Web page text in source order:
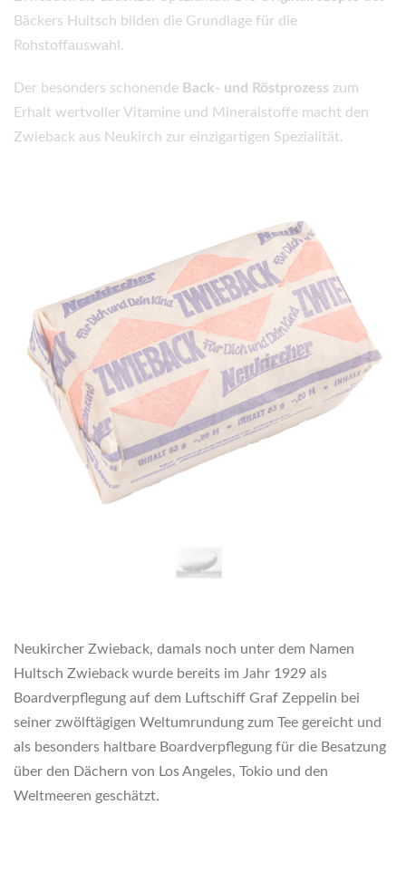
Bäckers Hultsch bilden die Grundlage für die
Rohstoffauswahl.
Der besonders schonende Back- und Röstprozess zum
Erhalt wertvoller Vitamine und Mineralstoffe macht den
Zwieback aus Neukirch zur einzigartigen Spezialität.
Neukircher Zwieback, damals noch unter dem Namen
Hultsch Zwieback wurde bereits im Jahr 1929 als
Boardverpflegung auf dem Luftschiff Graf Zeppelin bei
seiner zwölftägigen Weltumrundung zum Tee gereicht und
als besonders haltbare Boardverpflegung für die Besatzung
über den Dächern von Los Angeles, Tokio und den
Weltmeeren geschätzt.